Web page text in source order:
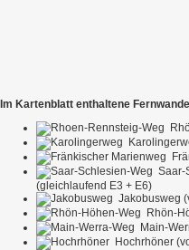
Im Kartenblatt enthaltene
Saar-
(gleichlaufend E3 + E6)
Jakobusweg
Rhön-
Main-
Hochrhöner